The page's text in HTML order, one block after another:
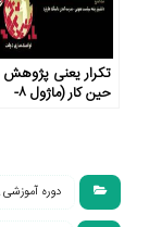
تکرار یعنی پژوهش
حین کار (ماژول ۸-
دوره آموزشی PDIA